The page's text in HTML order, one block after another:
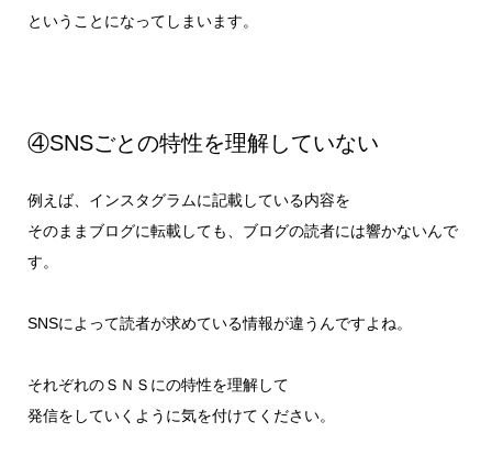
ということになってしまいます。
④SNSごとの特性を理解していない
例えば、インスタグラムに記載している内容を
そのままブログに転載しても、ブログの読者には響かないんで
す。
SNSによって読者が求めている情報が違うんですよね。
それぞれのＳＮＳにの特性を理解して
発信をしていくように気を付けてください。